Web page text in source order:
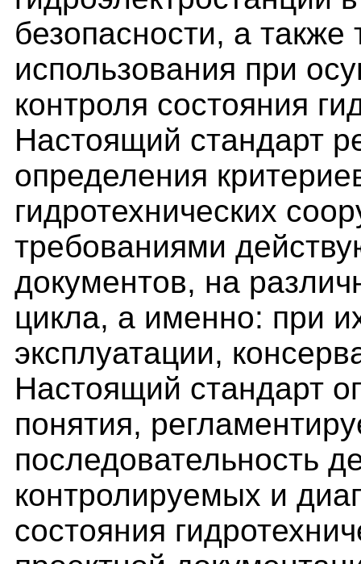
безопасности, а
использования при
контроля состояния
Настоящий стандарт
определения
гидротехнических
требованиями
документов, на
цикла, а именно: при
эксплуатации,
Настоящий стандарт
понятия,
последовательность
контролируемых и
состояния